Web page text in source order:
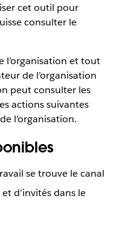
cet outil pour
consulter le
l’organisation et tout
de l’organisation
peut consulter les
actions suivantes
l’organisation.
se trouve le canal
d’invités dans le